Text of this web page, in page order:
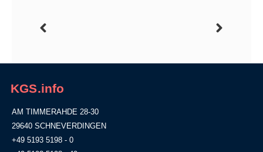
KGS.info
AM TIMMERAHDE 28-30
29640 SCHNEVERDINGEN
+49 5193 5198 - 0